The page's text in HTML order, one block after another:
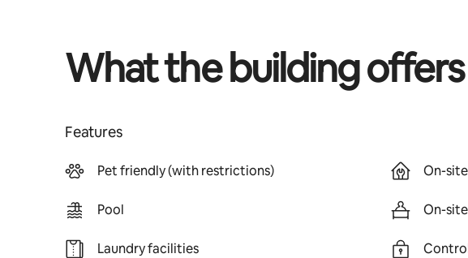
What the building offers
Features
Pet friendly (with restrictions)
Pool
Laundry facilities
On-
On-